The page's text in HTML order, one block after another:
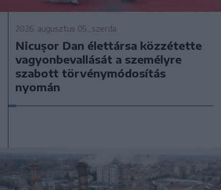
2026. augusztus 05., szerda
Nicușor Dan élettársa közzétette
vagyonbevallását a személyre
szabott törvénymódosítás
nyomán